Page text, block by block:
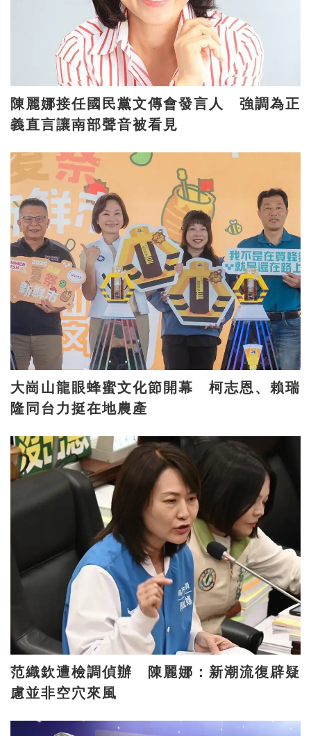
陳麗娜接任國民黨文傳會發言人 強調為正
義直言讓南部聲音被看見
大崗山龍眼蜂蜜文化節開幕 柯志恩、賴瑞
隆同台力挺在地農產
范織欽遭檢調偵辦 陳麗娜：新潮流復辟疑
慮並非空穴來風